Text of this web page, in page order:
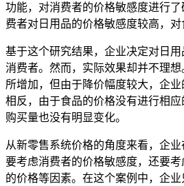
功能，对消费者的价格敏感度进行
费者对日用品的价格敏感度较高，对
基于这个研究结果，企业决定对日用
消费者。然而，实际效果却并不理
所增加，但由于降价幅度较大，企业
相反，由于食品的价格没有进行相
购买量也没有明显变化。
从新零售系统价格的角度来看，企
要考虑消费者的价格敏感度，还要
的价格等因素。在这个案例中，企